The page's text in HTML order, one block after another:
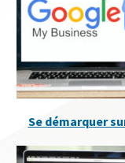
Se démarquer